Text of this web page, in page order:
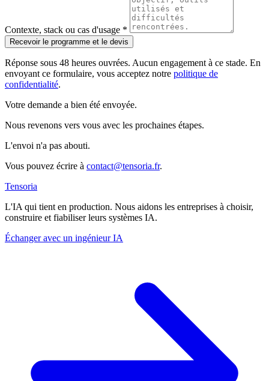
Contexte, stack ou cas d'usage *
Recevoir le programme et le devis
Réponse sous 48 heures ouvrées. Aucun engagement à ce stade. En
envoyant ce formulaire, vous acceptez notre politique de
confidentialité.
Votre demande a bien été envoyée.
Nous revenons vers vous avec les prochaines étapes.
L'envoi n'a pas abouti.
Vous pouvez écrire à contact@tensoria.fr.
Tensoria
L'IA qui tient en production. Nous aidons les entreprises à choisir,
construire et fiabiliser leurs systèmes IA.
Échanger avec un ingénieur IA